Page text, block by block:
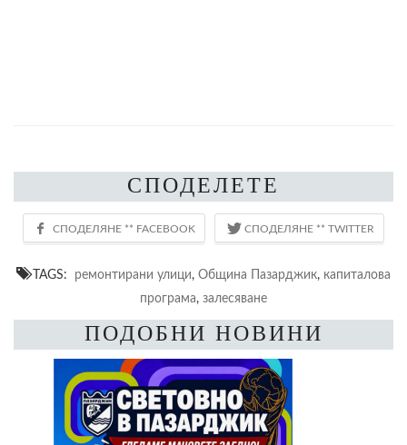
СПОДЕЛЕТЕ
TAGS: ремонтирани улици, Община Пазарджик, капиталова
програма, залесяване
ПОДОБНИ НОВИНИ